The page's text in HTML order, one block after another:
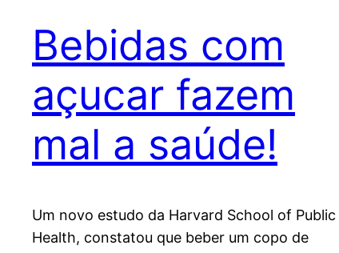
Bebidas com
açucar fazem
mal a saúde!
Um novo estudo da Harvard School of Public
Health, constatou que beber um copo de